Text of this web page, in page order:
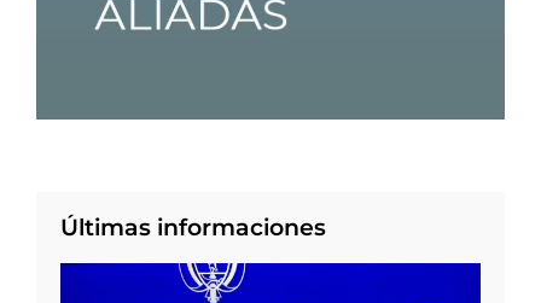
Últimas informaciones